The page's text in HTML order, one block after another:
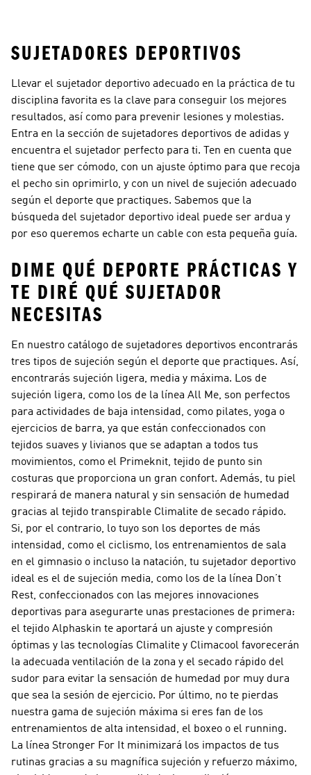
SUJETADORES DEPORTIVOS
Llevar el sujetador deportivo adecuado en la práctica de tu
disciplina favorita es la clave para conseguir los mejores
resultados, así como para prevenir lesiones y molestias.
Entra en la sección de sujetadores deportivos de adidas y
encuentra el sujetador perfecto para ti. Ten en cuenta que
tiene que ser cómodo, con un ajuste óptimo para que recoja
el pecho sin oprimirlo, y con un nivel de sujeción adecuado
según el deporte que practiques. Sabemos que la
búsqueda del sujetador deportivo ideal puede ser ardua y
por eso queremos echarte un cable con esta pequeña guía.
DIME QUÉ DEPORTE PRÁCTICAS Y
TE DIRÉ QUÉ SUJETADOR
NECESITAS
En nuestro catálogo de sujetadores deportivos encontrarás
tres tipos de sujeción según el deporte que practiques. Así,
encontrarás sujeción ligera, media y máxima. Los de
sujeción ligera, como los de la línea All Me, son perfectos
para actividades de baja intensidad, como pilates, yoga o
ejercicios de barra, ya que están confeccionados con
tejidos suaves y livianos que se adaptan a todos tus
movimientos, como el Primeknit, tejido de punto sin
costuras que proporciona un gran confort. Además, tu piel
respirará de manera natural y sin sensación de humedad
gracias al tejido transpirable Climalite de secado rápido.
Si, por el contrario, lo tuyo son los deportes de más
intensidad, como el ciclismo, los entrenamientos de sala
en el gimnasio o incluso la natación, tu sujetador deportivo
ideal es el de sujeción media, como los de la línea Don’t
Rest, confeccionados con las mejores innovaciones
deportivas para asegurarte unas prestaciones de primera:
el tejido Alphaskin te aportará un ajuste y compresión
óptimas y las tecnologías Climalite y Climacool favorecerán
la adecuada ventilación de la zona y el secado rápido del
sudor para evitar la sensación de humedad por muy dura
que sea la sesión de ejercicio. Por último, no te pierdas
nuestra gama de sujeción máxima si eres fan de los
entrenamientos de alta intensidad, el boxeo o el running.
La línea Stronger For It minimizará los impactos de tus
rutinas gracias a su magnífica sujeción y refuerzo máximo,